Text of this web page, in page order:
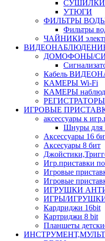
СУШИЛКИ
УТЮГИ
ФИЛЬТРЫ
Фильтры
ЧАЙНИКИ
ДОМОФОНЫ/
Кабель
КАМЕРЫ Wi-Fi
КАМЕРЫ
ИГРОВЫЕ
аксесcуары к
Шнуры для
Аксессуары 16
Аксесуары 8 бит
Игр.приставки
Игровые
Игровые
ИГРУШКИ
ИГРЫ/
Кардриджи 16bit
Картриджи 8 bit
Планшеты